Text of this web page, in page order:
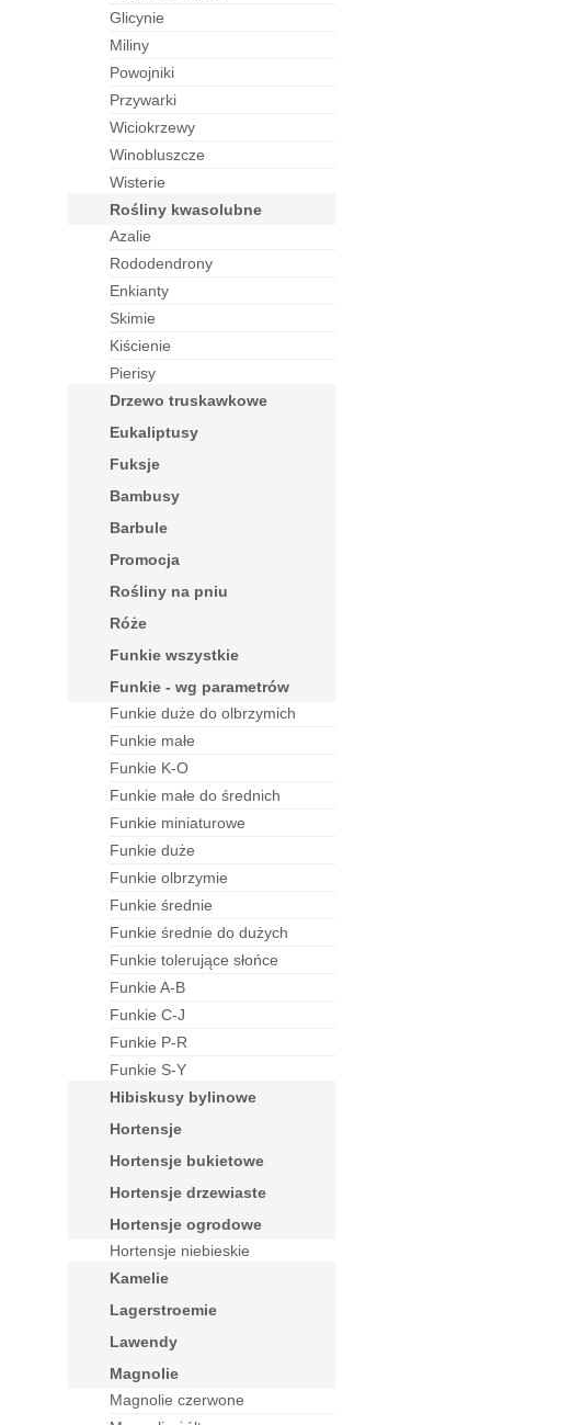
glicynie
miliny
powojniki
przywarki
wiciokrzewy
winobluszcze
wisterie
rośliny kwasolubne
azalie
rododendrony
enkianty
skimie
kiścienie
pierisy
drzewo truskawkowe
eukaliptusy
fuksje
bambusy
barbule
Promocja
rośliny na pniu
róże
funkie wszystkie
funkie - wg parametrów
funkie duże do olbrzymich
funkie małe
funkie K-O
funkie małe do średnich
funkie miniaturowe
funkie duże
funkie olbrzymie
funkie średnie
funkie średnie do dużych
funkie tolerujące słońce
funkie A-B
funkie C-J
funkie P-R
funkie S-Y
hibiskusy bylinowe
hortensje
hortensje bukietowe
hortensje drzewiaste
hortensje ogrodowe
Hortensje niebieskie
kamelie
lagerstroemie
lawendy
magnolie
Magnolie czerwone